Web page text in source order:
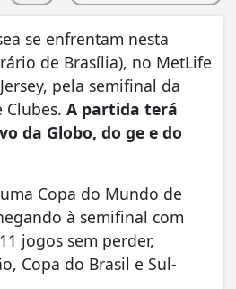
se enfrentam nesta
de Brasília), no MetLife
pela semifinal da
A partida terá
da Globo, do ge e do
Copa do Mundo de
à semifinal com
jogos sem perder,
Copa do Brasil e Sul-